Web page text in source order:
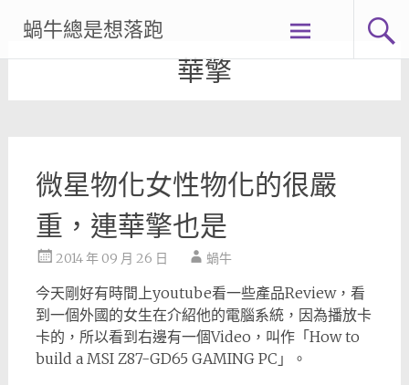
content
蝸牛總是想落跑
華擎
微星物化女性物化的很嚴
重，連華擎也是
2014 年 09 月 26 日 蝸牛
今天剛好有時間上youtube看一些產品Review，看
到一個外國的女生在介紹他的電腦系統，因為播放卡
卡的，所以看到右邊有一個Video，叫作「How to
build a MSI Z87-GD65 GAMING PC」。